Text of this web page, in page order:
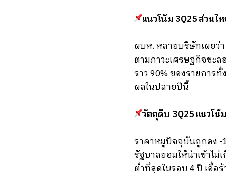
แนวโน้ม 3Q25 ส่วน
ผบห. หลายบริษัทเผยว่
ตามภาวะเศรษฐกิจชะ
ราว 90% ของรายการ
ผลในปลายปีนี้
วัตถุดิบ 3Q25 แนวโน้
ราคาหมูปัจจุบันถูกลง -
รัฐบาลยอมให้นำเข้าไม่
ต่ำที่สุดในรอบ 4 ปี เอื้อ